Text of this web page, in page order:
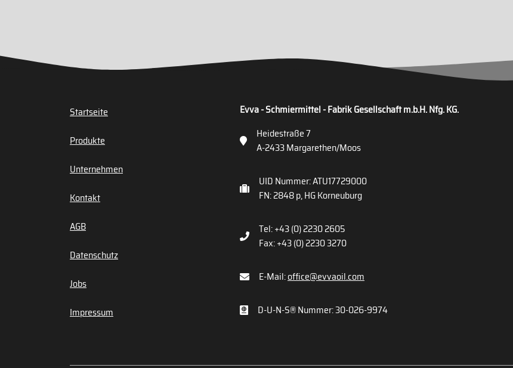
Startseite
Produkte
Unternehmen
Kontakt
AGB
Datenschutz
Jobs
Impressum
Evva - Schmiermittel - Fabrik Gesellschaft m.b.H. Nfg. KG.
Heidestraße 7
A-2433 Margarethen/Moos
UID Nummer: ATU17729000
FN: 2848 p, HG Korneuburg
Tel: +43 (0) 2230 2605
Fax: +43 (0) 2230 3270
E-Mail:office@evvaoil.com
D-U-N-S® Nummer: 30-026-9974